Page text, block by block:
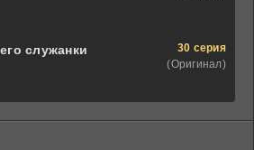
служанки
30 серия
(Оригинал)